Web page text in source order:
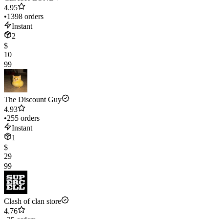
4.95
•1398 orders
Instant
2
$
10
99
The Discount Guy
4.93
•255 orders
Instant
1
$
29
99
Clash of clan store
4.76